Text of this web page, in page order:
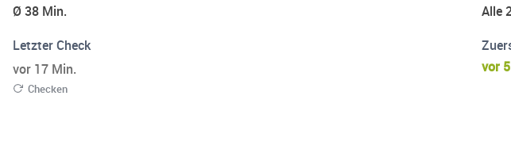
Ø 38 Min.
Alle
Letzter Check
vor 17 Min.
Checken
vor